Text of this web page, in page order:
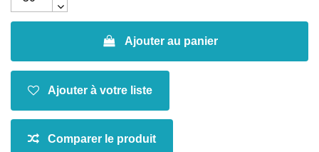
Ajouter au panier